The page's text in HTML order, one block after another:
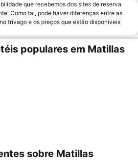
que recebemos dos sites de reserva
Como tal, pode haver diferenças entre as
trivago e os preços que estão disponíveis
populares em Matillas
sobre Matillas